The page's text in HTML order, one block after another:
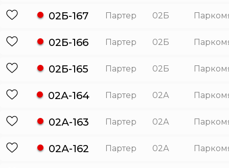
02Б-167 Партер 02Б
02Б-166 Партер 02Б
02Б-165 Партер 02Б
02А-164 Партер 02А
02А-163 Партер 02А
02А-162 Партер 02А